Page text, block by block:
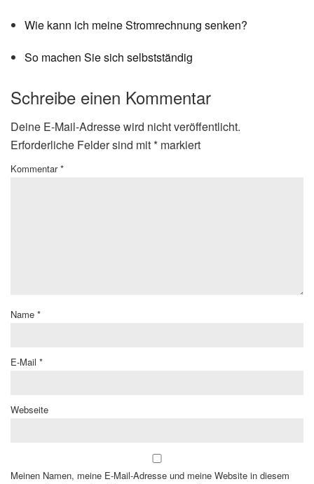
Wie kann ich meine Stromrechnung senken?
So machen Sie sich selbstständig
Schreibe einen Kommentar
Deine E-Mail-Adresse wird nicht veröffentlicht.
Erforderliche Felder sind mit* markiert
Kommentar*
Name *
E-Mail *
Webseite
Meinen Namen, meine E-Mail-Adresse und meine Website in diesem